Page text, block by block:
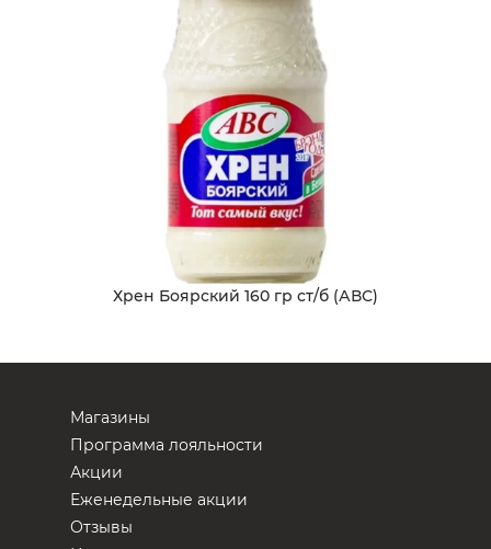
Хрен Боярский 160 гр ст/б (АВС)
Магазины
Программа лояльности
Акции
Еженедельные акции
Отзывы